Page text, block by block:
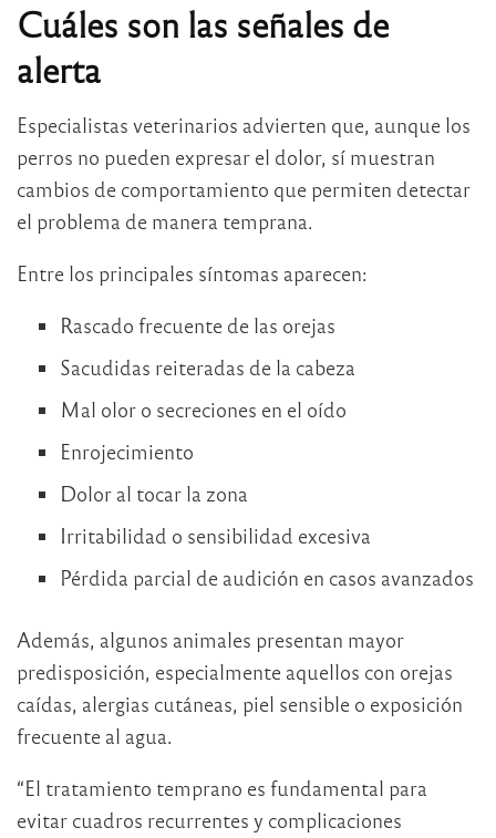
Cuáles son las señales de
alerta
Especialistas veterinarios advierten que, aunque los
perros no pueden expresar el dolor, sí muestran
cambios de comportamiento que permiten detectar
el problema de manera temprana.
Entre los principales síntomas aparecen:
Rascado frecuente de las orejas
Sacudidas reiteradas de la cabeza
Mal olor o secreciones en el oído
Enrojecimiento
Dolor al tocar la zona
Irritabilidad o sensibilidad excesiva
Pérdida parcial de audición en casos avanzados
Además, algunos animales presentan mayor
predisposición, especialmente aquellos con orejas
caídas, alergias cutáneas, piel sensible o exposición
frecuente al agua.
“El tratamiento temprano es fundamental para
evitar cuadros recurrentes y complicaciones